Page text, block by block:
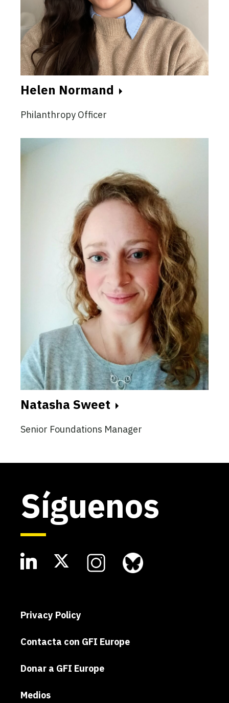
Helen Normand
Philanthropy Officer
Natasha Sweet
Senior Foundations Manager
Síguenos
Privacy Policy
Contacta con GFI Europe
Donar a GFI Europe
Medios